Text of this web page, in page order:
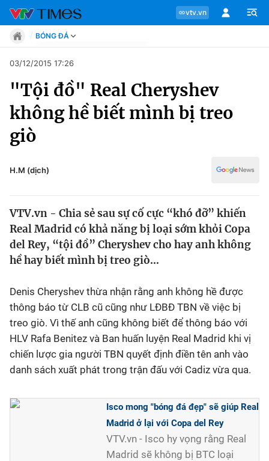
vtv.vn
Chuyên mục
Tin tức
Chân dung
Sự kiện
Bóng đá
Thể thao Điện tử
Các môn khác
VIDEO
BÓNG ĐÁ
Move
Phong cách
Chân dung
Sự kiện
03/12/2015 17:26
"Tội đồ" Real Cheryshev
không hề biết mình bị treo
giò
H.M (dịch)
VTV.vn - Chia sẻ sau sự cố cực “khó đỡ” khiến
Real Madrid có khả năng bị loại sớm khỏi Copa
del Rey, “tội đồ” Cheryshev cho hay anh không
hề hay biết mình bị treo giò…
Denis Cheryshev thừa nhận rằng anh không hề được
thông báo từ CLB cũ cũng như LĐBĐ TBN về việc bị
treo giò. Vì thế anh cũng không biết để thông báo với
HLV Rafa Benitez và Ban huấn luyện Real Madrid khi vị
chiến lược gia người TBN quyết định điền tên anh vào
danh sách xuất phát trong trận đấu với Cadiz vừa qua.
Isco mong "bóng đá đẹp" sẽ giúp Real
Madrid ở lại với Copa del Rey
VTV.vn - Isco hy vọng rằng Real
Madrid sẽ không bị BTC loại